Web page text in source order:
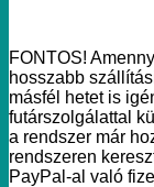
FONTOS!
hosszabb
másfél hetet is
futárszolgálattal
a rendszer már
rendszeren
PayPal-al való